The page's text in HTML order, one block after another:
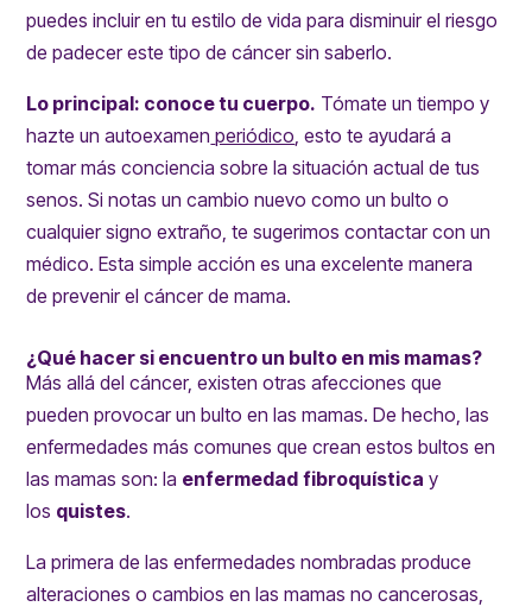
puedes incluir en tu estilo de vida para disminuir el riesgo
de padecer este tipo de cáncer sin saberlo.
Lo principal: conoce tu cuerpo. Tómate un tiempo y
hazte un autoexamen periódico, esto te ayudará a
tomar más conciencia sobre la situación actual de tus
senos. Si notas un cambio nuevo como un bulto o
cualquier signo extraño, te sugerimos contactar con un
médico. Esta simple acción es una excelente manera
de prevenir el cáncer de mama.
¿Qué hacer si encuentro un bulto en mis mamas?
Más allá del cáncer, existen otras afecciones que
pueden provocar un bulto en las mamas. De hecho, las
enfermedades más comunes que crean estos bultos en
las mamas son: la enfermedad fibroquística y
los quistes.
La primera de las enfermedades nombradas produce
alteraciones o cambios en las mamas no cancerosas,